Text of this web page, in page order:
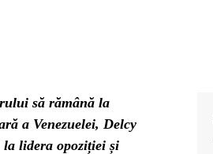
să rămână la
a Venezuelei, Delcy
lidera opoziției și